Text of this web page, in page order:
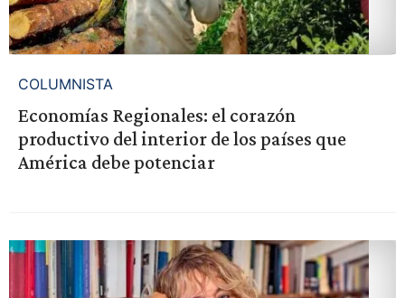
COLUMNISTA
Economías Regionales: el corazón
productivo del interior de los países que
América debe potenciar